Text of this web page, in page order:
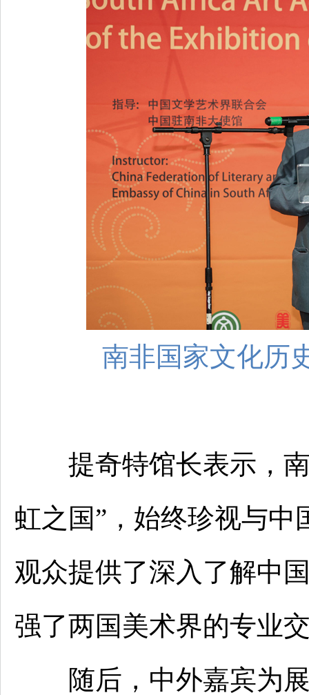
南非国家文化历
提奇特馆长表示，南
虹之国”，始终珍视与
观众提供了深入了解中
强了两国美术界的专业
随后，中外嘉宾为展